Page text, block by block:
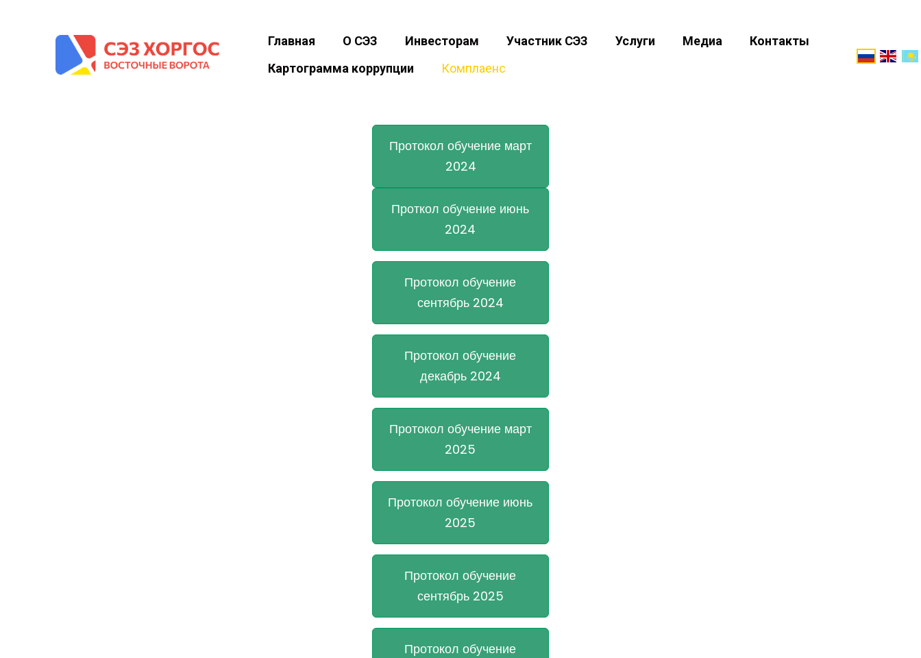
Главная О СЭЗ Инвесторам Участник СЭЗ Услуги Медиа
Контакты
Картограмма коррупции
Комплаенс
Протокол обучение март
2024
Проткол обучение июнь
2024
Протокол обучение
сентябрь 2024
Протокол обучение
декабрь 2024
Протокол обучение март
2025
Протокол обучение июнь
2025
Протокол обучение
сентябрь 2025
Протокол обучение